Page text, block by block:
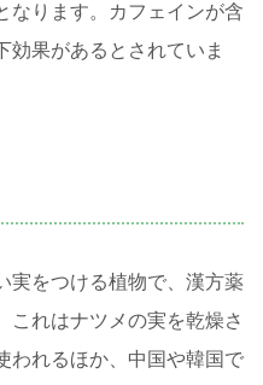
なります。カフェインが含
効果があるとされていま
実をつける植物で、漢方薬
これはナツメの実を乾燥さ
われるほか、中国や韓国で